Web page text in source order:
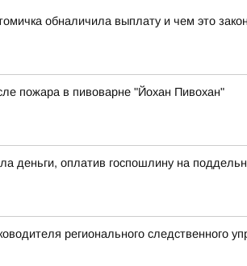
обналичила выплату и чем это
пожара в пивоварне "Йохан Пивохан"
деньги, оплатив госпошлину на
регионального следственного